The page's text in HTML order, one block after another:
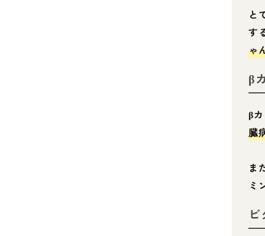
と
す
ゃ
β
β
臓
ま
ミ